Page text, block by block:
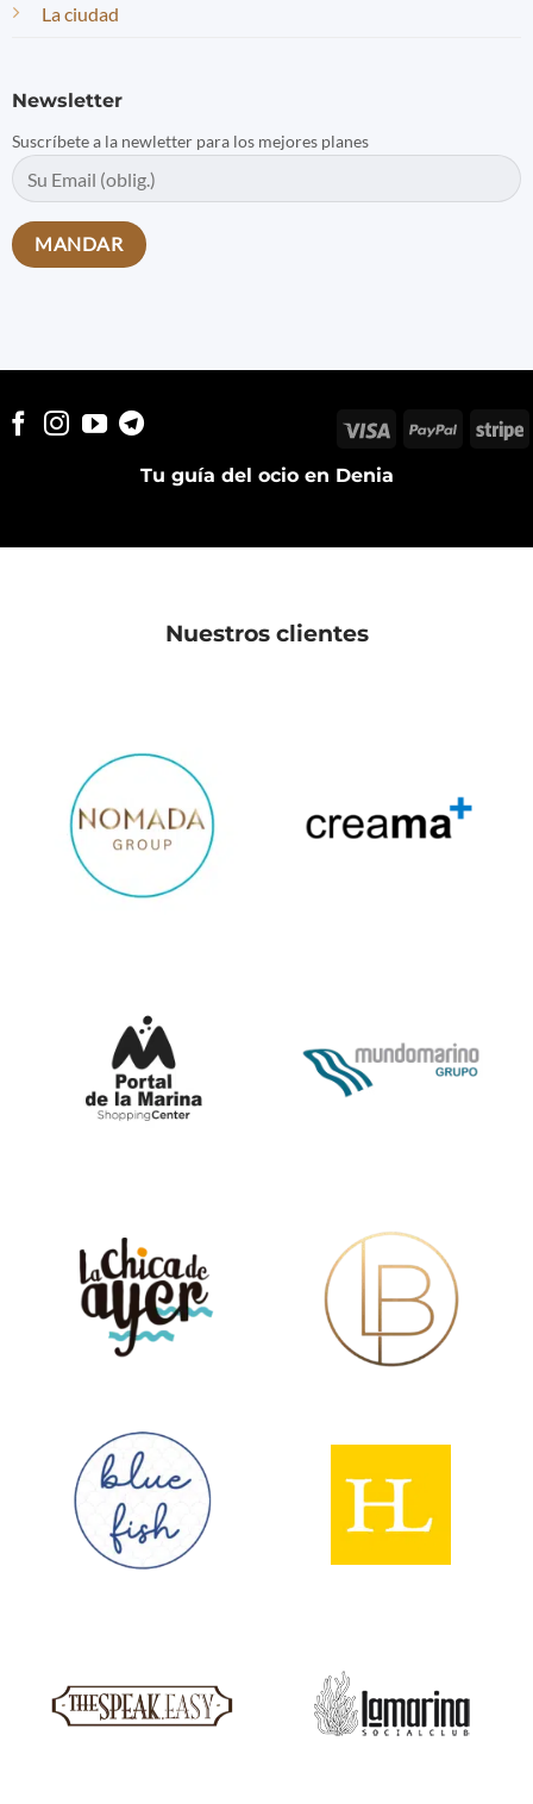
La ciudad
Newsletter
Suscríbete a la newletter para los mejores planes
Tu guía del ocio en Denia
Visa PayPal
Nuestros clientes